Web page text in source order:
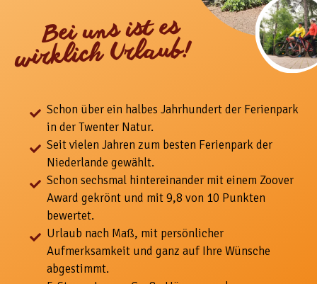
Bei uns ist es
wirklich Urlaub!
Schon über ein halbes Jahrhundert der Ferienpark
in der Twenter Natur.
Seit vielen Jahren zum besten Ferienpark der
Niederlande gewählt.
Schon sechsmal hintereinander mit einem Zoover
Award gekrönt und mit 9,8 von 10 Punkten
bewertet.
Urlaub nach Maß, mit persönlicher
Aufmerksamkeit und ganz auf Ihre Wünsche
abgestimmt.